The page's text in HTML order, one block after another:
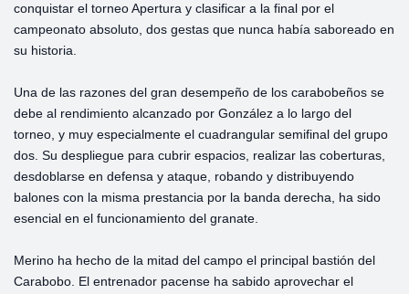
conquistar el torneo Apertura y clasificar a la final por el
campeonato absoluto, dos gestas que nunca había saboreado en
su historia.
Una de las razones del gran desempeño de los carabobeños se
debe al rendimiento alcanzado por González a lo largo del
torneo, y muy especialmente el cuadrangular semifinal del grupo
dos. Su despliegue para cubrir espacios, realizar las coberturas,
desdoblarse en defensa y ataque, robando y distribuyendo
balones con la misma prestancia por la banda derecha, ha sido
esencial en el funcionamiento del granate.
Merino ha hecho de la mitad del campo el principal bastión del
Carabobo. El entrenador pacense ha sabido aprovechar el